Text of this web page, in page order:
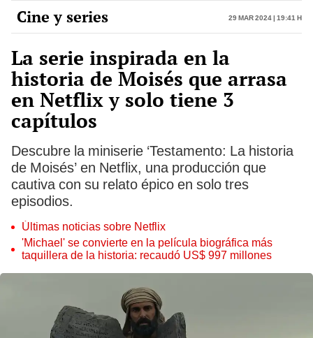
Cine y series 29 Mar 2024 | 19:41 h
La serie inspirada en la
historia de Moisés que arrasa
en Netflix y solo tiene 3
capítulos
Descubre la miniserie ‘Testamento: La historia
de Moisés’ en Netflix, una producción que
cautiva con su relato épico en solo tres
episodios.
Últimas noticias sobre Netflix
'Michael' se convierte en la película biográfica más
taquillera de la historia: recaudó US$ 997 millones